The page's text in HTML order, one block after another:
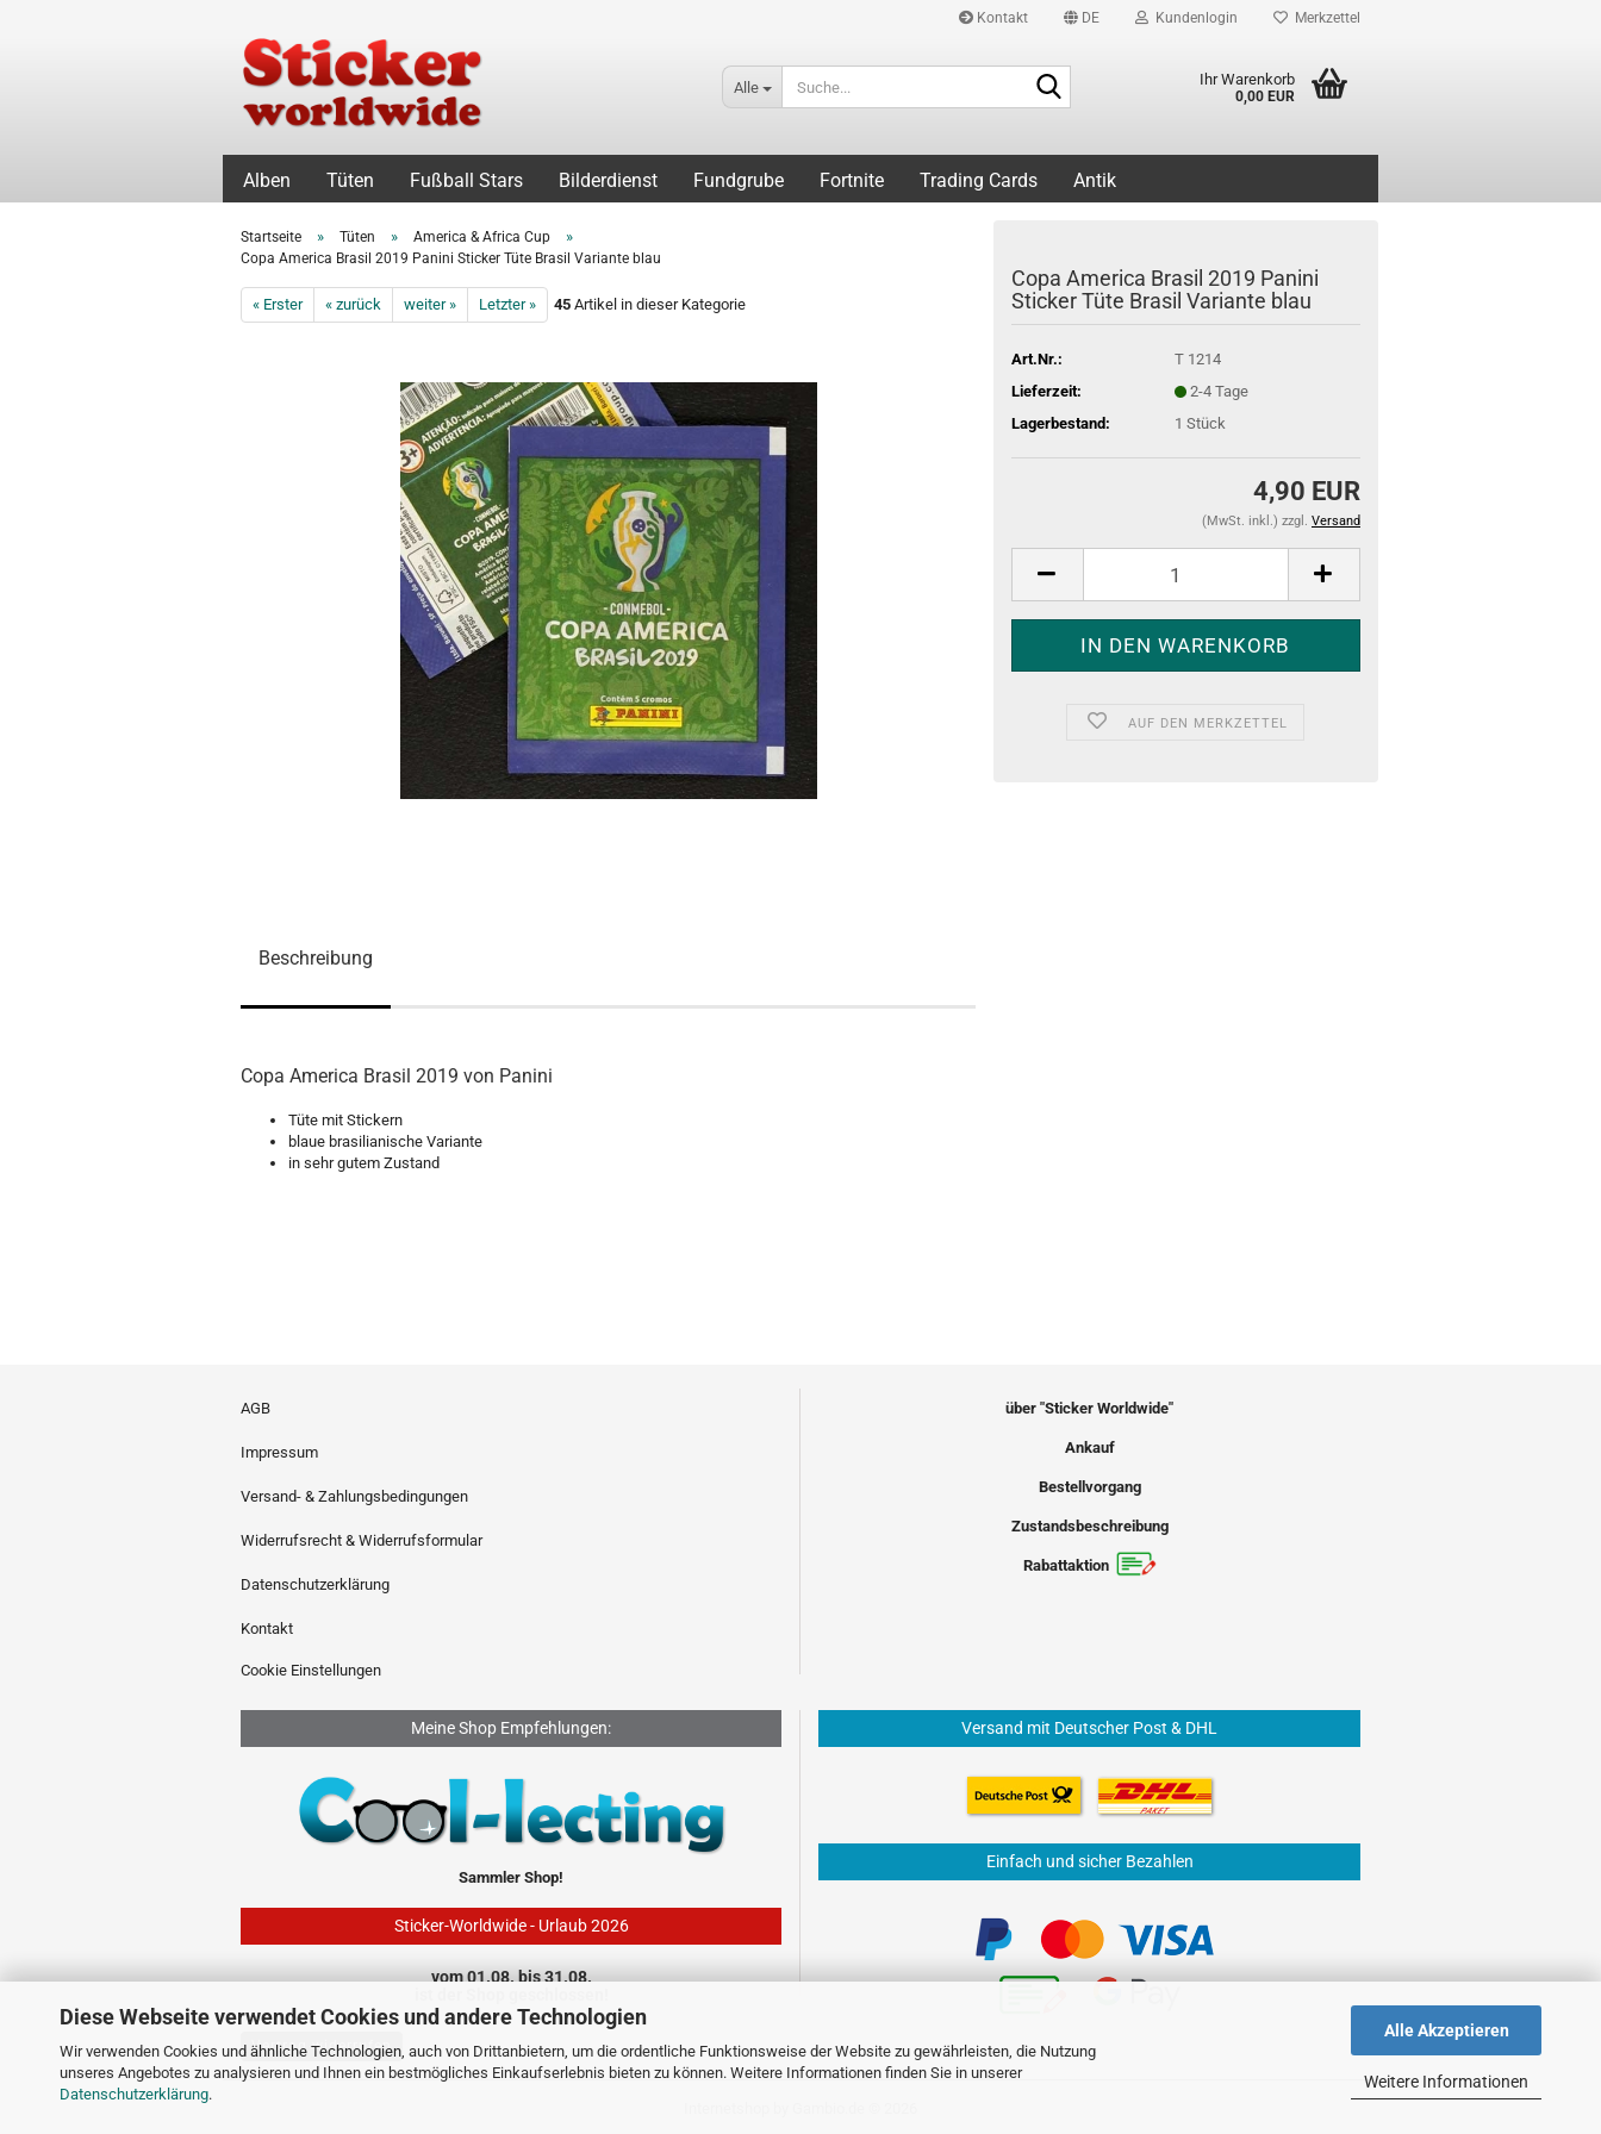
Diese Webseite verwendet Cookies und andere Technologien
Wir verwenden Cookies und ähnliche Technologien, auch von Drittanbietern, um die ordentliche Funktionsweise der Website zu gewährleisten, die Nutzung
unseres Angebotes zu analysieren und Ihnen ein bestmögliches Einkaufserlebnis bieten zu können. Weitere Informationen finden Sie in unserer
Datenschutzerklärung.
Alle Akzeptieren
Weitere Informationen
Kontakt DE Kundenlogin Merkzettel
Alle Ihr Warenkorb
0,00 EUR
Alben Tüten Fußball Stars Bilderdienst Fundgrube Fortnite Trading Cards Antik
Startseite » Tüten » America & Africa Cup »
Copa America Brasil 2019 Panini Sticker Tüte Brasil Variante blau
« Erster « zurück weiter » Letzter » 45 Artikel in dieser Kategorie
Copa America Brasil 2019 Panini
Sticker Tüte Brasil Variante blau
Art.Nr.:
T 1214
Lieferzeit:
2-4 Tage
Lagerbestand:
1 Stück
4,90 EUR
(MwSt. inkl.) zzgl. Versand
AUF DEN MERKZETTEL
Beschreibung
Copa America Brasil 2019 von Panini
Tüte mit Stickern
blaue brasilianische Variante
in sehr gutem Zustand
AGB
Impressum
Versand- & Zahlungsbedingungen
Widerrufsrecht & Widerrufsformular
Datenschutzerklärung
Kontakt
Cookie Einstellungen
über "Sticker Worldwide"
Ankauf
Bestellvorgang
Zustandsbeschreibung
Rabattaktion
Meine Shop Empfehlungen:
Sammler Shop!
Sticker-Worldwide - Urlaub 2026
vom 01.08. bis 31.08.
Versand mit Deutscher Post & DHL
Einfach und sicher Bezahlen
Vertrag widerrufen